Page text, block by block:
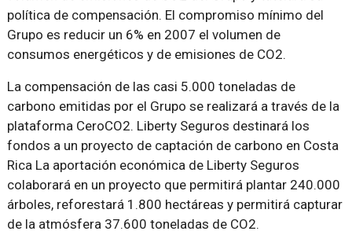
política de compensación. El compromiso mínimo del
Grupo es reducir un 6% en 2007 el volumen de
consumos energéticos y de emisiones de CO2.
La compensación de las casi 5.000 toneladas de
carbono emitidas por el Grupo se realizará a través de la
plataforma CeroCO2. Liberty Seguros destinará los
fondos a un proyecto de captación de carbono en Costa
Rica La aportación económica de Liberty Seguros
colaborará en un proyecto que permitirá plantar 240.000
árboles, reforestará 1.800 hectáreas y permitirá capturar
de la atmósfera 37.600 toneladas de CO2.